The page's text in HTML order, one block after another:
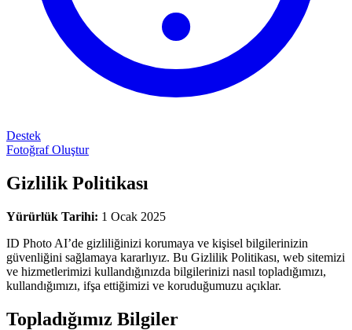
Destek
Fotoğraf Oluştur
Gizlilik Politikası
Yürürlük Tarihi: 1 Ocak 2025
ID Photo AI’de gizliliğinizi korumaya ve kişisel bilgilerinizin
güvenliğini sağlamaya kararlıyız. Bu Gizlilik Politikası, web sitemizi
ve hizmetlerimizi kullandığınızda bilgilerinizi nasıl topladığımızı,
kullandığımızı, ifşa ettiğimizi ve koruduğumuzu açıklar.
Topladığımız Bilgiler